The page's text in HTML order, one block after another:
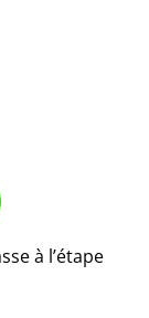
à l’étape